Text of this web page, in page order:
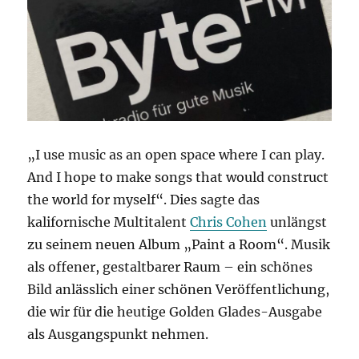
„I use music as an open space where I can play.
And I hope to make songs that would construct
the world for myself“. Dies sagte das
kalifornische MultitalentChris Cohen unlängst
zu seinem neuen Album „Paint a Room“. Musik
als offener, gestaltbarer Raum – ein schönes
Bild anlässlich einer schönen Veröffentlichung,
die wir für die heutige Golden Glades-Ausgabe
als Ausgangspunkt nehmen.